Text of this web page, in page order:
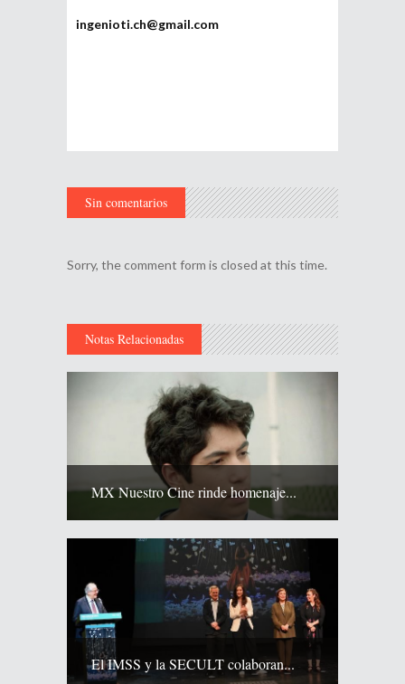
ingenioti.ch@gmail.com
Sin comentarios
Sorry, the comment form is closed at this time.
Notas Relacionadas
MX Nuestro Cine rinde homenaje...
El IMSS y la SECULT colaboran...